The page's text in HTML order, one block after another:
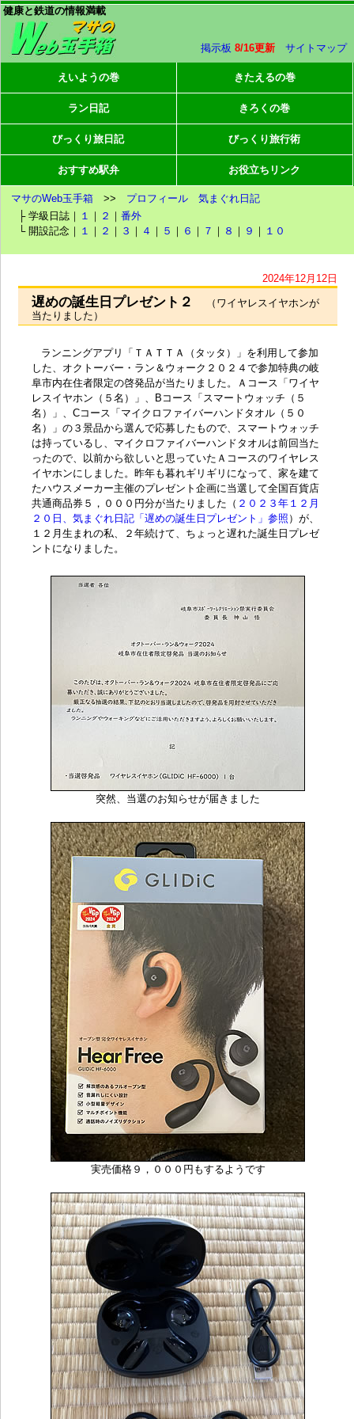
健康と鉄道の情報満載
掲示板 8/16更新 サイトマップ
えいようの巻 きたえるの巻
ラン日記 きろくの巻
びっくり旅日記 びっくり旅行術
おすすめ駅弁 お役立ちリンク
マサのWeb玉手箱 >> プロフィール
気まぐれ日記
├ 学級日誌｜ １ ｜ ２ ｜番外
└ 開設記念｜ １ ｜ ２ ｜ ３ ｜ ４ ｜ ５ ｜ ６ ｜ ７ ｜ ８ ｜ ９ ｜ １０
2024年12月12日
遅めの誕生日プレゼント２
（ワイヤレスイヤホンが
当たりました）
ランニングアプリ「ＴＡＴＴＡ（タッタ）」を利用して参加
した、オクトーバー・ラン＆ウォーク２０２４で参加特典の岐
阜市内在住者限定の啓発品が当たりました。Ａコース「ワイヤ
レスイヤホン（５名）」、Bコース「スマートウォッチ（５
名）」、Cコース「マイクロファイバーハンドタオル（５０
名）」の３景品から選んで応募したもので、スマートウォッチ
は持っているし、マイクロファイバーハンドタオルは前回当た
ったので、以前から欲しいと思っていたＡコースのワイヤレス
イヤホンにしました。昨年も暮れギリギリになって、家を建て
たハウスメーカー主催のプレゼント企画に当選して全国百貨店
共通商品券５，０００円分が当たりました（ ２０２３年１２月
２０日、気まぐれ日記「遅めの誕生日プレゼント」参照 ）が、
１２月生まれの私、２年続けて、ちょっと遅れた誕生日プレゼ
ントになりました。
突然、当選のお知らせが届きました
実売価格９，０００円もするようです